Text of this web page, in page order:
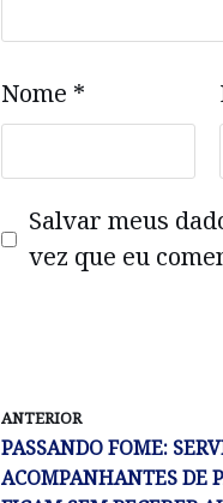
Nome *
Salvar meus
vez que eu
ANTERIOR
PASSANDO FOME:
ACOMPANHANTES DE